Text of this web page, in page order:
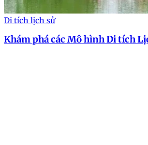
Di tích lịch sử
Khám phá các Mô hình Di tích